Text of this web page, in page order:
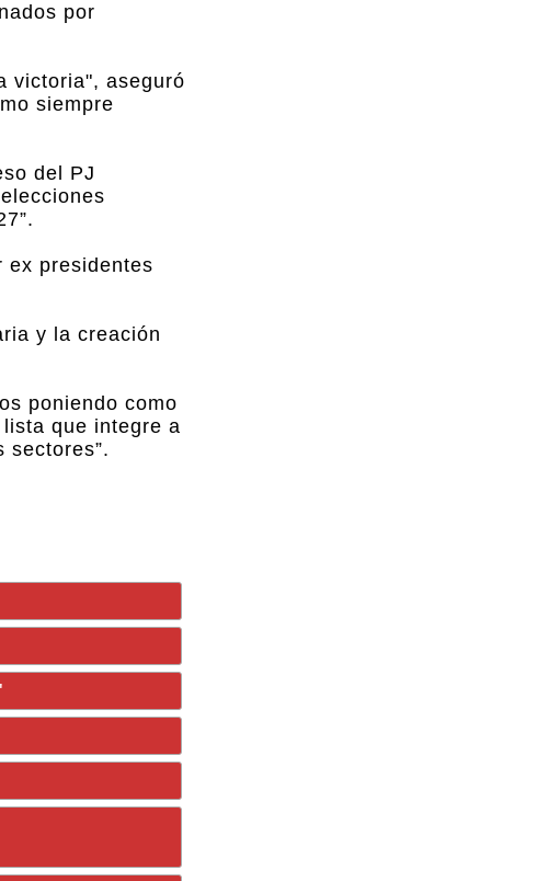
por
victoria", aseguró
siempre
del PJ
ex presidentes
y la creación
poniendo como
que integre a
sectores”.